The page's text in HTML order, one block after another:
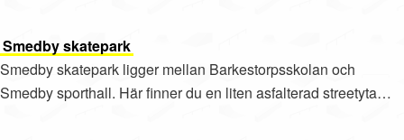
Smedby skatepark
Smedby skatepark ligger mellan Barkestorpsskolan och
Smedby sporthall. Här finner du en liten asfalterad streetyta…